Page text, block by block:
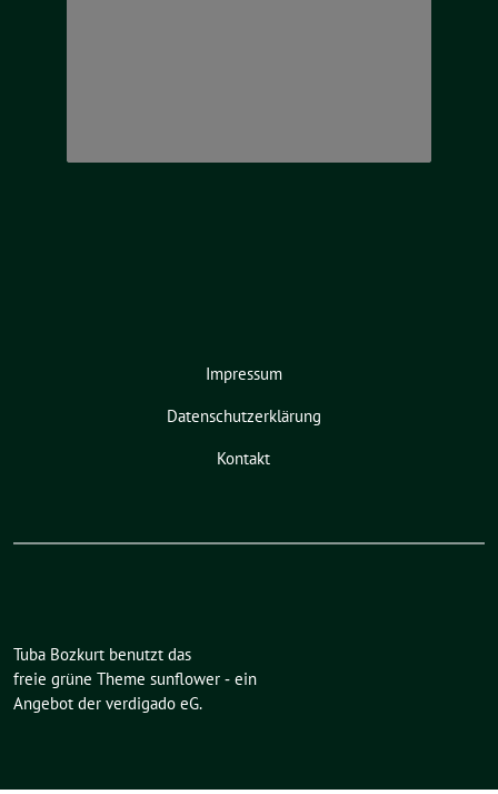
Impressum
Datenschutzerklärung
Kontakt
Tuba Bozkurt benutzt das
freie grüne Theme sunflower ‐ ein
Angebot der verdigado eG.